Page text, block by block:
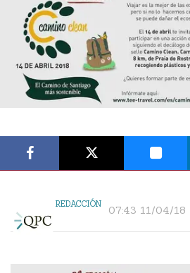
REDACCIÓN 07:43 11/04/18